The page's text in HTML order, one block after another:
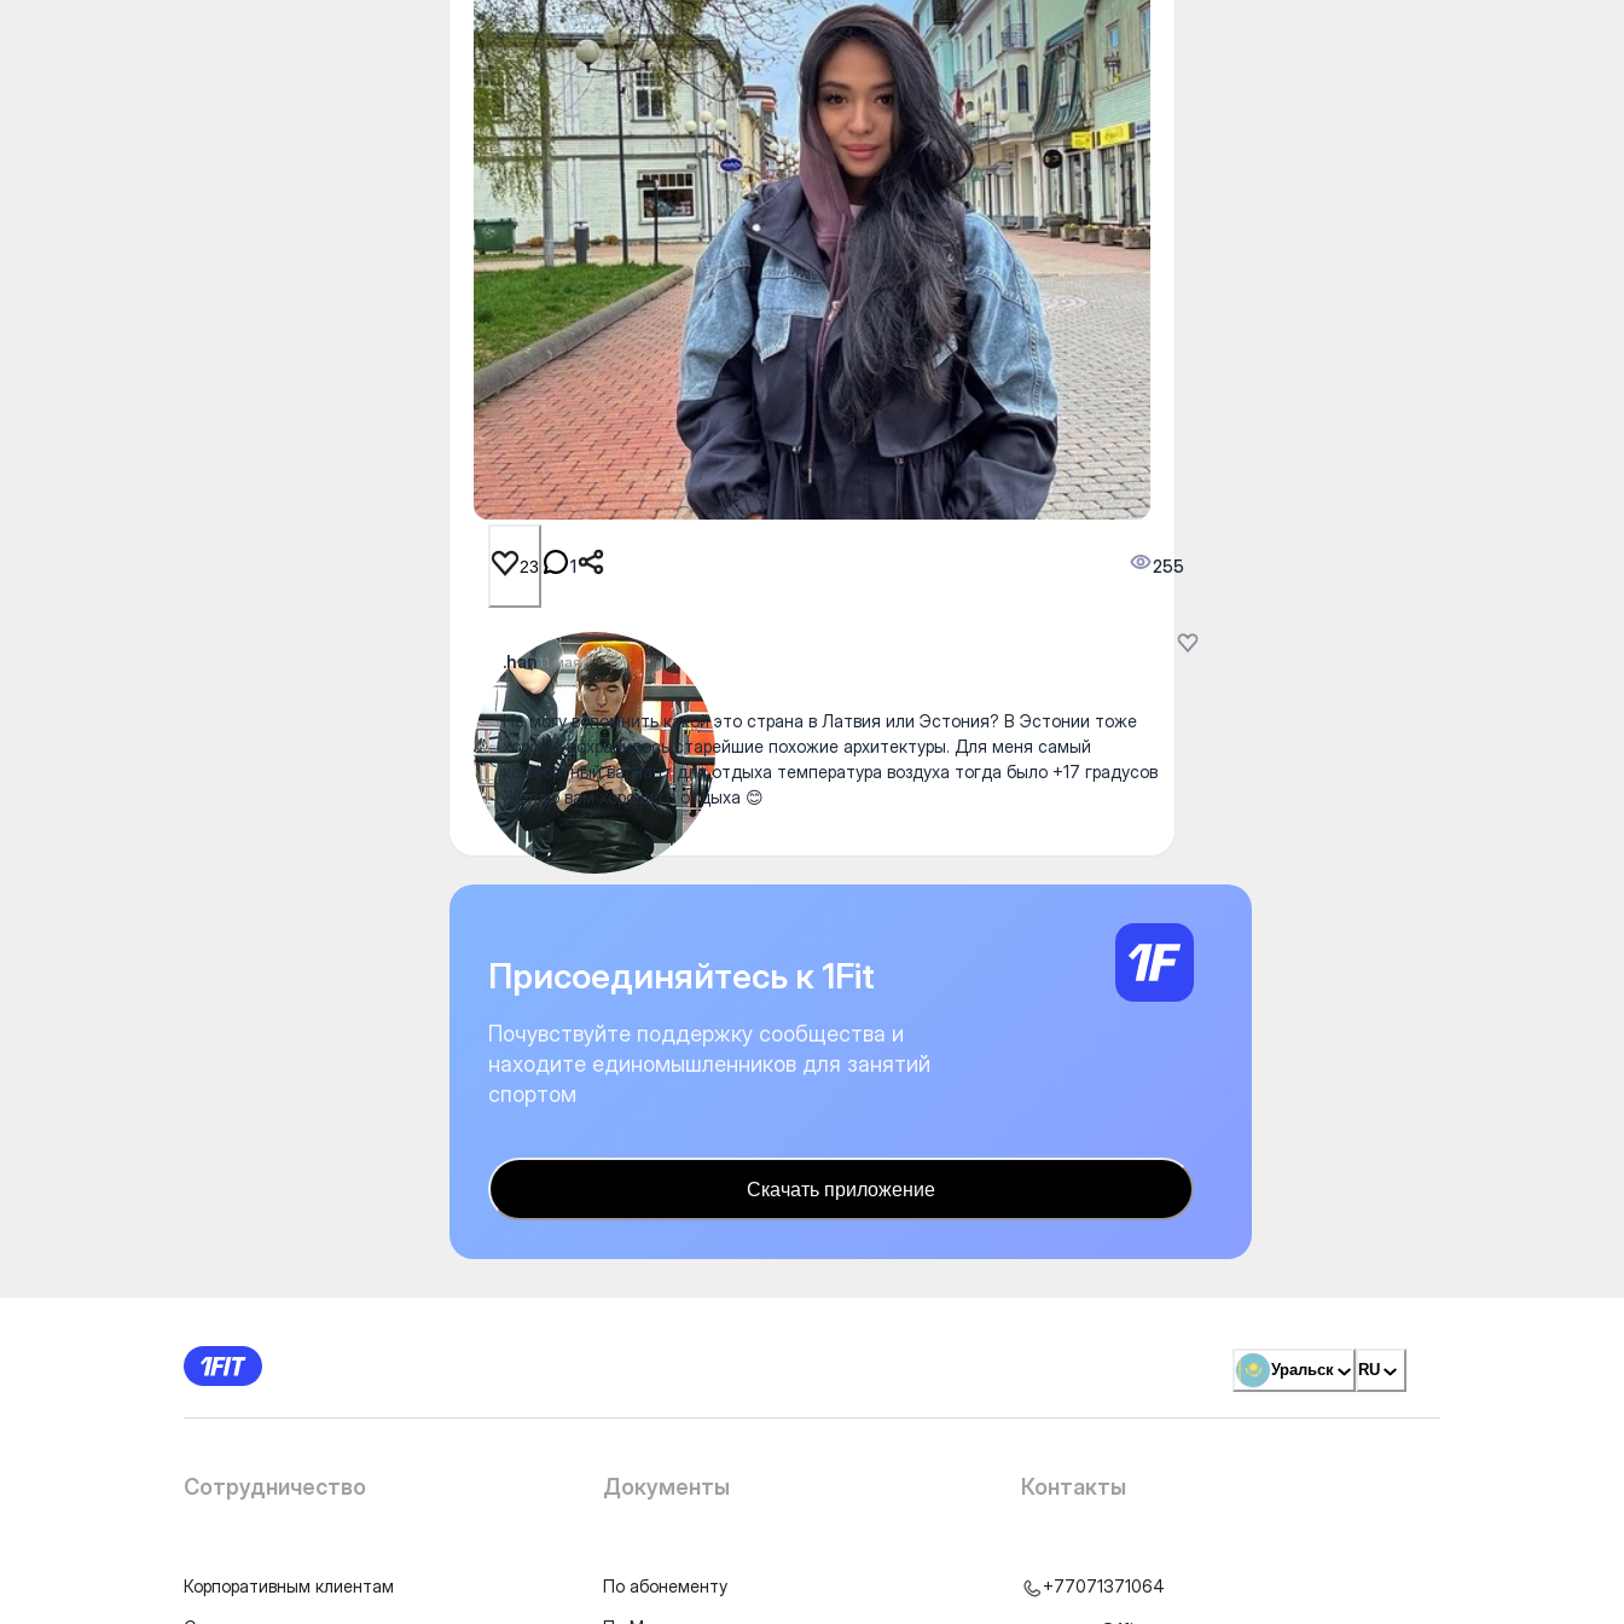
23 1 255
.han11 мая
Не могу вспомнить какой это страна в Латвия или Эстония? В Эстонии тоже
хорошо сохранилось старейшие похожие архитектуры. Для меня самый
комфортный вариант для отдыха температура воздуха тогда было +17 градусов
Желаю вам хорошего отдыха 😊
Присоединяйтесь к 1Fit
Почувствуйте поддержку сообщества и
находите единомышленников для занятий
спортом
Скачать приложение
Уральск RU
Сотрудничество
Корпоративным клиентам
Документы
По абонементу
Контакты
+77071371064